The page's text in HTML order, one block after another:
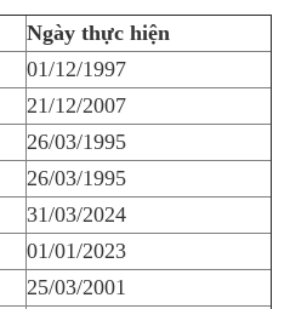
Ngày thực hiện
01/12/1997
21/12/2007
26/03/1995
26/03/1995
31/03/2024
01/01/2023
25/03/2001